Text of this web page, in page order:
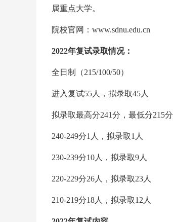
属重点大学。
院校官网：www.sdnu.edu.cn
2022年复试录取情况：
全日制（215/100/50）
进入复试55人，拟录取45人
拟录取最高分241分，最低分215分
240-249分1人，拟录取1人
230-239分10人，拟录取9人
220-229分26人，拟录取23人
210-219分18人，拟录取12人